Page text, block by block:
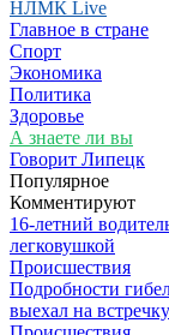
НЛМК Live
Главное в стране
Спорт
Экономика
Политика
Здоровье
А знаете ли вы
Говорит Липецк
Популярное
Комментируют
16-летний
легковушкой
Происшествия
Подробности
выехал на встречку